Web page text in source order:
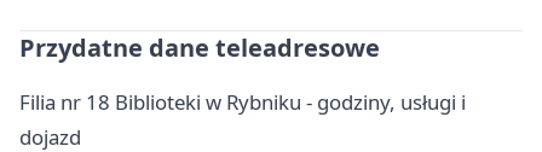
Przydatne dane teleadresowe
Filia nr 18 Biblioteki w Rybniku - godziny, usługi i
dojazd